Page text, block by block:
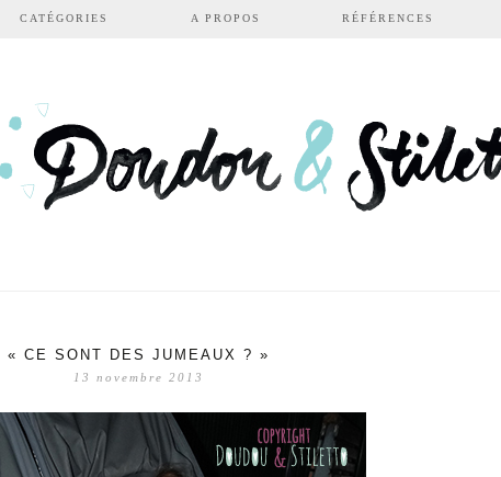
CATÉGORIES A PROPOS RÉFÉRENCES
« CE SONT DES JUMEAUX ? »
13 novembre 2013